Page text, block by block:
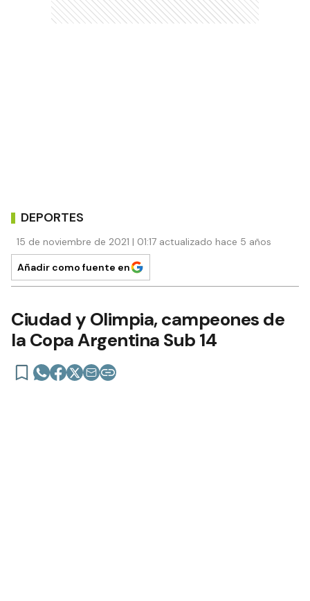
DEPORTES
15 de noviembre de 2021 | 01:17 actualizado hace 5 años
Añadir como fuente en
Ciudad y Olimpia, campeones de
la Copa Argentina Sub 14